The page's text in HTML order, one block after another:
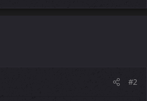
#2